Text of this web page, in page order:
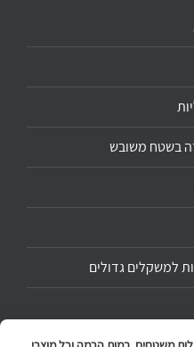
בשטח משובש
למשקלים גדולים